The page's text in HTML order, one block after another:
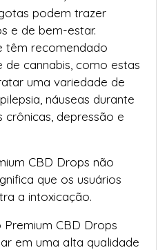
podem trazer
e de bem-estar.
têm recomendado
cannabis, como estas
uma variedade de
náuseas durante
crônicas, depressão e
CBD Drops não
que os usuários
a intoxicação.
CBD Drops
em uma alta qualidade